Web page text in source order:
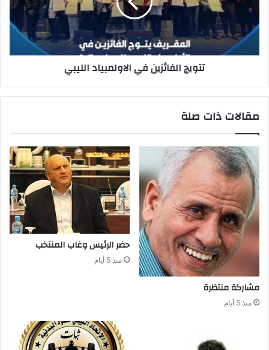
تتويج‭ ‬الفائز‬ين‭ ‬في‭ ‬الاولمبياد‭ ‬الليبي
مقالات ذات صلة
مشاركة‭ ‬منتظرة
منذ 5 أيام
حضر‭ ‬الرئيس‭ ‬وغاب‭ ‬المنتخب
منذ 5 أيام